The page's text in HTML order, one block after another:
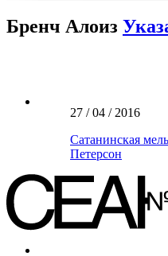
Бренч Алоиз
27 / 04 / 2016
Сатанинская
Петерсон